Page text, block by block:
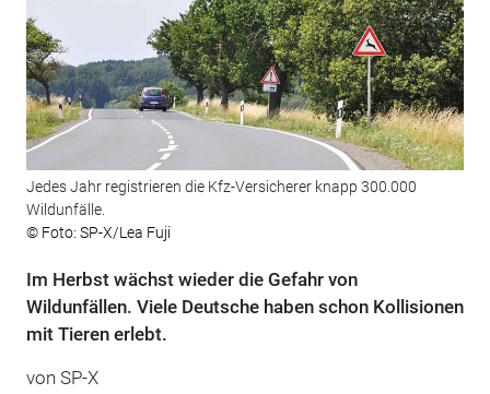
Jedes Jahr registrieren die Kfz-Versicherer knapp 300.000
Wildunfälle.
© Foto: SP-X/Lea Fuji
Im Herbst wächst wieder die Gefahr von
Wildunfällen. Viele Deutsche haben schon Kollisionen
mit Tieren erlebt.
von SP-X